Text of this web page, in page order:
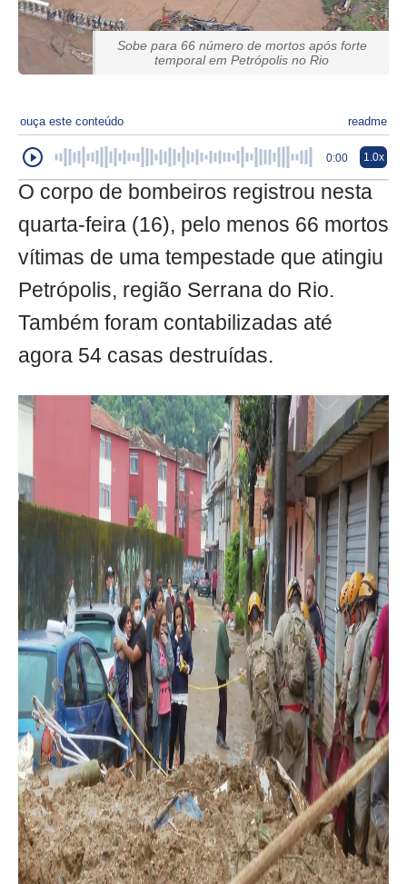
Sobe para 66 número de mortos após forte
temporal em Petrópolis no Rio
ouça este conteúdo readme
0:00 1.0x
O corpo de bombeiros registrou nesta
quarta-feira (16), pelo menos 66 mortos
vítimas de uma tempestade que atingiu
Petrópolis, região Serrana do Rio.
Também foram contabilizadas até
agora 54 casas destruídas.